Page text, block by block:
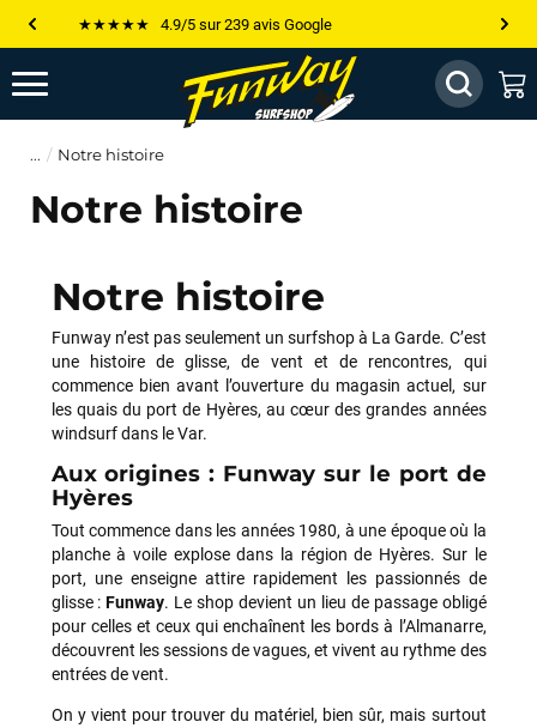
Les plus grandes marques sont chez Funway
Jusqu’à -75% de remise sur le windsurf, wingfoil, etc...
💰 Meilleur prix garanti — Moins cher ailleurs ? On s’aligne !
Besoin de conseils de pro ? Appelle nous !
Notre histoire
Notre histoire
Notre histoire
Funway n’est pas seulement un surfshop à La Garde. C’est
une histoire de glisse, de vent et de rencontres, qui
commence bien avant l’ouverture du magasin actuel, sur
les quais du port de Hyères, au cœur des grandes années
windsurf dans le Var.
Aux origines : Funway sur le port de
Hyères
Tout commence dans les années 1980, à une époque où la
planche à voile explose dans la région de Hyères. Sur le
port, une enseigne attire rapidement les passionnés de
glisse :Funway. Le shop devient un lieu de passage obligé
pour celles et ceux qui enchaînent les bords à l’Almanarre,
découvrent les sessions de vagues, et vivent au rythme des
entrées de vent.
On y vient pour trouver du matériel, bien sûr, mais surtout